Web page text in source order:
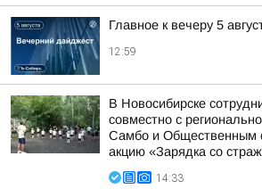
Главное к вечеру 5
12:59
В Новосибирске
совместно с
Самбо и Общественным
акцию «Зарядка со
14:33